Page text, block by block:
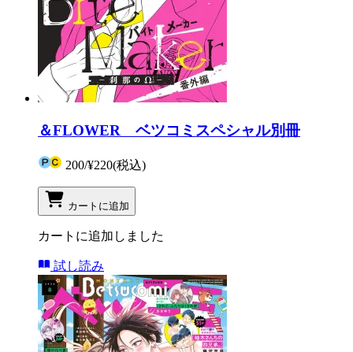
＆FLOWER ベツコミスペシャル別冊
200/¥220(税込)
カートに追加
カートに追加しました
試し読み